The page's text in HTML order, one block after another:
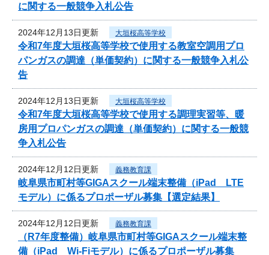
に関する一般競争入札公告
2024年12月13日更新 大垣桜高等学校
令和7年度大垣桜高等学校で使用する教室空調用プロ
パンガスの調達（単価契約）に関する一般競争入札公
告
2024年12月13日更新 大垣桜高等学校
令和7年度大垣桜高等学校で使用する調理実習等、暖
房用プロパンガスの調達（単価契約）に関する一般競
争入札公告
2024年12月12日更新 義務教育課
岐阜県市町村等GIGAスクール端末整備（iPad LTE
モデル）に係るプロポーザル募集【選定結果】
2024年12月12日更新 義務教育課
（R7年度整備）岐阜県市町村等GIGAスクール端末整
備（iPad Wi-Fiモデル）に係るプロポーザル募集